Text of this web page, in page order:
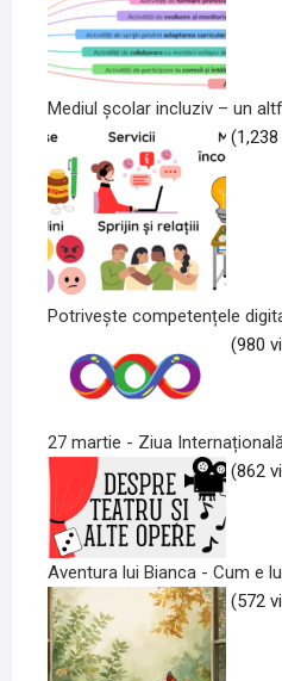
Mediul școlar incluziv – un
Potrivește competențele
(980
27 martie - Ziua
(862
Aventura lui Bianca - Cum e
(572